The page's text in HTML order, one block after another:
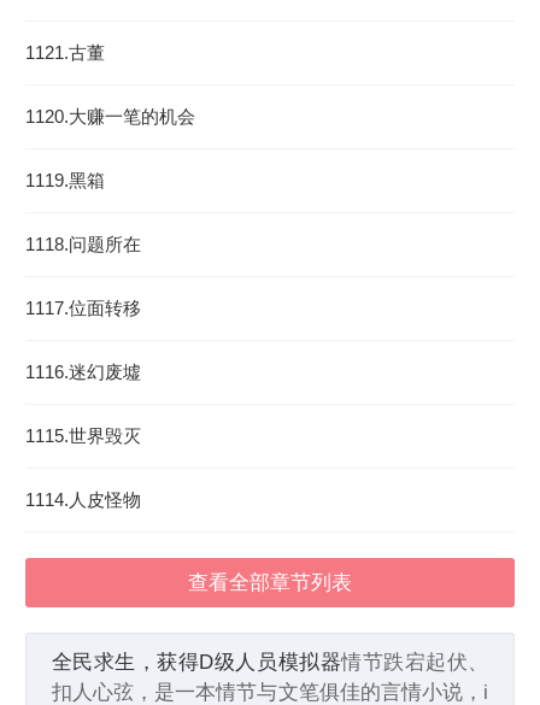
1121.古董
1120.大赚一笔的机会
1119.黑箱
1118.问题所在
1117.位面转移
1116.迷幻废墟
1115.世界毁灭
1114.人皮怪物
查看全部章节列表
全民求生，获得D级人员模拟器情节跌宕起伏、
扣人心弦，是一本情节与文笔俱佳的言情小说，i